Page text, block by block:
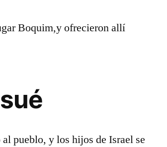
Boquim,y ofrecieron allí
pueblo, y los hijos de Israel se